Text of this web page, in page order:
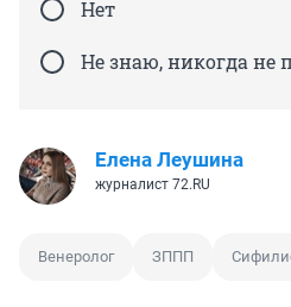
Нет
Не знаю, никогда не
Елена Леушина
журналист 72.RU
Венеролог ЗППП